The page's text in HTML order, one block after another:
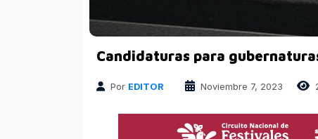
Candidaturas para
Por EDITOR Noviembre 7, 2023